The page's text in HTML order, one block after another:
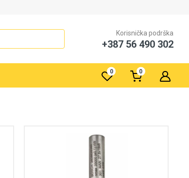
Korisnička podrška
+387 56 490 302
0 0